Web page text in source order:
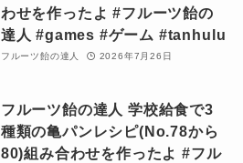
わせを作ったよ #フルーツ飴の
達人 #games #ゲーム #tanhulu
フルーツ飴の達人 2026年7月26日
フルーツ飴の達人 学校給食で3
種類の亀パンレシピ(No.78から
80)組み合わせを作ったよ #フル